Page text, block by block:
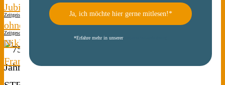
Zeitgeist
Zeitgeschichte
Jubiläum
ohne
Niklas
Frank
*Erfahre mehr in unserer